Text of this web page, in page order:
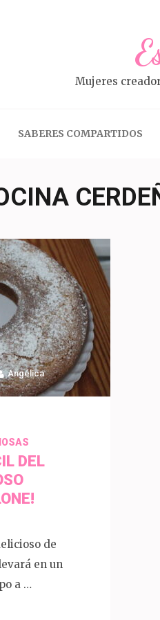
Mujeres
SABERES COMPARTIDOS
Angélica
DEL
de
en un
a …